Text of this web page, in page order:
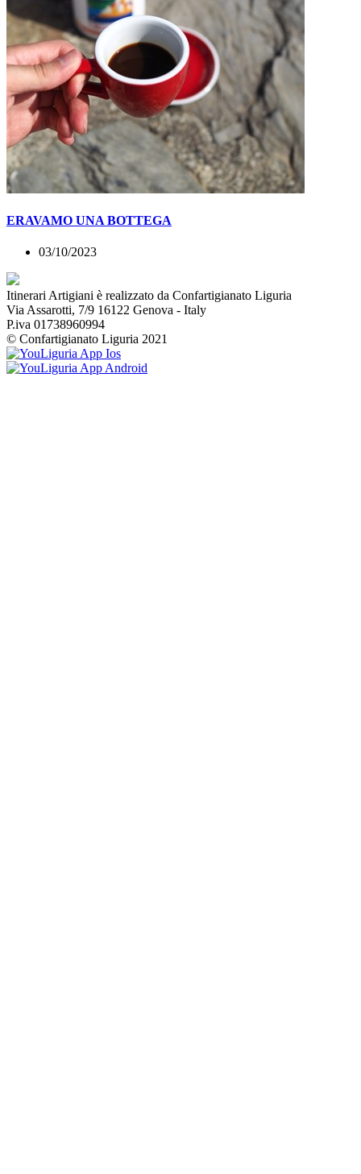
ERAVAMO UNA BOTTEGA
03/10/2023
Itinerari Artigiani è realizzato da Confartigianato Liguria
Via Assarotti, 7/9 16122 Genova - Italy
P.iva 01738960994
© Confartigianato Liguria 2021